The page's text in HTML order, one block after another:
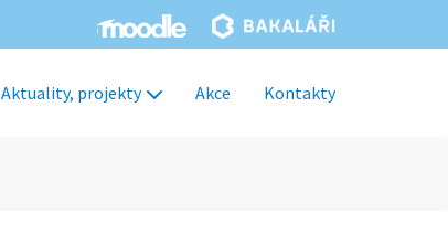
Aktuality, projekty Akce Kontakty